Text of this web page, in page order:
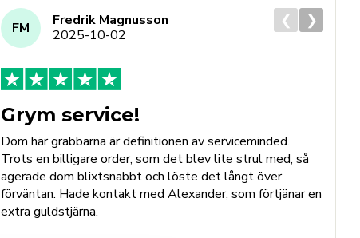
FM
Fredrik Magnusson
2025-10-02
Grym service!
Dom här grabbarna är definitionen av serviceminded.
Trots en billigare order, som det blev lite strul med, så
agerade dom blixtsnabbt och löste det långt över
förväntan. Hade kontakt med Alexander, som förtjänar en
extra guldstjärna.
❮ ❯